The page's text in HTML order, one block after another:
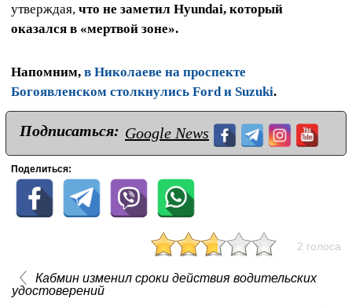
утверждая, что не заметил Hyundai, который
оказался в «мертвой зоне».
Напомним, в Николаеве на проспекте
Богоявленском столкнулись Ford и Suzuki.
Подписаться: Google News
Поделиться:
2 голоса
Кабмин изменил сроки действия водительских
удостоверений